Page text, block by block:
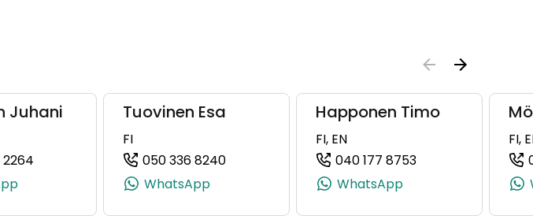
+358 50 309 1645)
Juhani
(+358504332264, 0504332264, +358 50 433 2264)
Tuovinen Esa
FI
050 336 8240
(+358503368240, 0503368240, +358 50 336
WhatsApp
Happonen Timo
FI, EN
040 177 8753
(+358401778753,
WhatsApp
FI,